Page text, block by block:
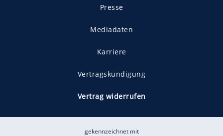
Presse
Mediadaten
Karriere
Vertragskündigung
Vertrag widerrufen
gekennzeichnet mit